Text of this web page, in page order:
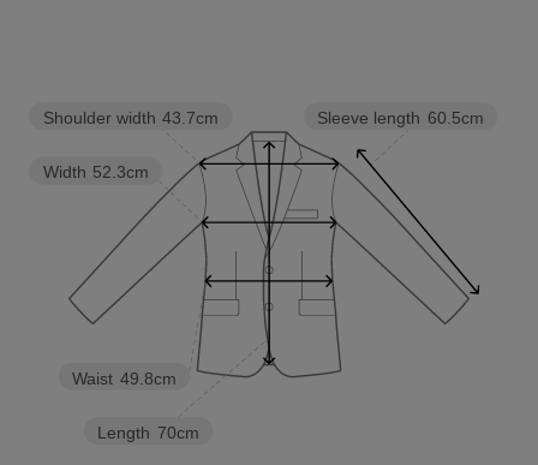
Sleeve length 60.5cm
Length 70cm
Waist 49.8cm
Width 52.3cm
Shoulder width 43.7cm